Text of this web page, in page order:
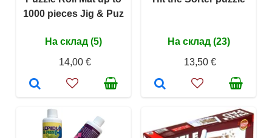
1000 pieces Jig & Puz
На склад (5)
14,00 €
На склад (23)
13,50 €